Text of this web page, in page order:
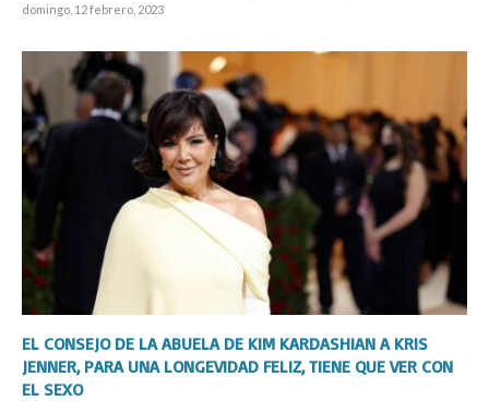
domingo, 12 febrero, 2023
EL CONSEJO DE LA ABUELA DE KIM KARDASHIAN A KRIS
JENNER, PARA UNA LONGEVIDAD FELIZ, TIENE QUE VER CON
EL SEXO